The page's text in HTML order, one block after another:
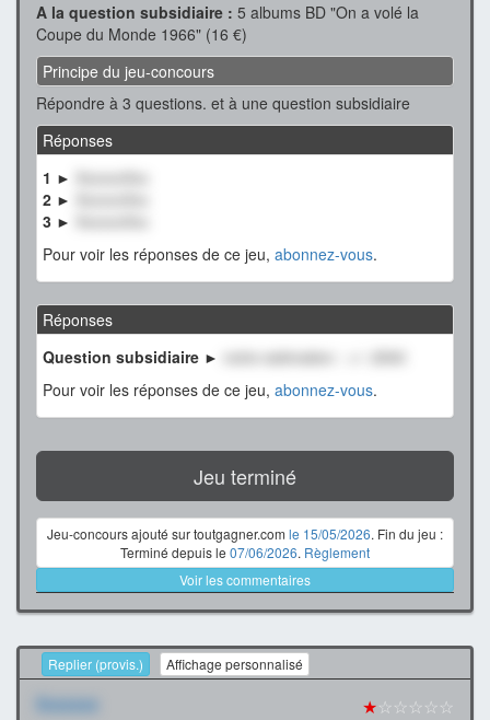
A la question subsidiaire : 5 albums BD "On a volé la
Coupe du Monde 1966" (16 €)
Principe du jeu-concours
Répondre à 3 questions. et à une question subsidiaire
Réponses
1 ►
2 ►
3 ►
Pour voir les réponses de ce jeu, abonnez-vous.
Réponses
Question subsidiaire ►
notre estimation : +/- 2500
Pour voir les réponses de ce jeu, abonnez-vous.
Jeu terminé
Jeu-concours ajouté sur toutgagner.com le 15/05/2026. Fin du jeu :
Terminé depuis le 07/06/2026. Règlement
Voir les commentaires
Replier (provis.) Affichage personnalisé
Xxxxxxx ★☆☆☆☆☆